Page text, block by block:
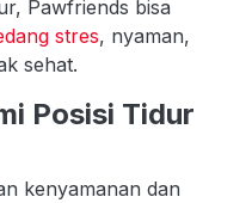
Pawfriends bisa
stres, nyaman,
sehat.
Posisi Tidur
kenyamanan dan